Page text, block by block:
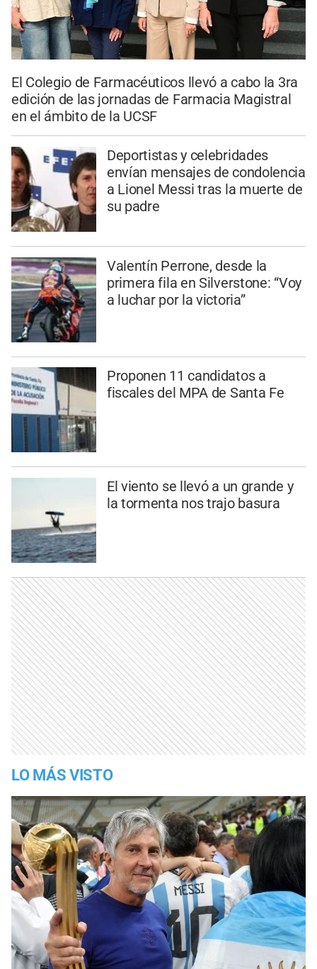
El Colegio de Farmacéuticos llevó a cabo la 3ra
edición de las jornadas de Farmacia Magistral
en el ámbito de la UCSF
Deportistas y celebridades
envían mensajes de condolencia
a Lionel Messi tras la muerte de
su padre
Valentín Perrone, desde la
primera fila en Silverstone: “Voy
a luchar por la victoria”
Proponen 11 candidatos a
fiscales del MPA de Santa Fe
El viento se llevó a un grande y
la tormenta nos trajo basura
LO MÁS VISTO